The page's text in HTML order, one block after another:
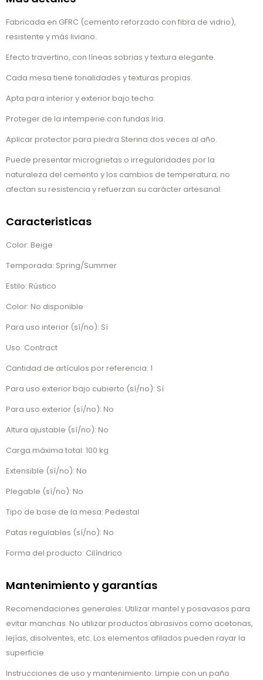
Fabricada en GFRC (cemento reforzado con fibra de vidrio),
resistente y más liviano.
Efecto travertino, con líneas sobrias y textura elegante.
Cada mesa tiene tonalidades y texturas propias.
Apta para interior y exterior bajo techo.
Proteger de la intemperie con fundas Iria.
Aplicar protector para piedra Sterina dos veces al año.
Puede presentar microgrietas o irregularidades por la
naturaleza del cemento y los cambios de temperatura; no
afectan su resistencia y refuerzan su carácter artesanal.
Caracteristicas
Color: Beige
Temporada: Spring/Summer
Estilo: Rústico
Color: No disponible
Para uso interior (sí/no): Sí
Uso: Contract
Cantidad de artículos por referencia: 1
Para uso exterior bajo cubierto (sí/no): Sí
Para uso exterior (sí/no): No
Altura ajustable (sí/no): No
Carga máxima total: 100 kg
Extensible (sí/no): No
Plegable (sí/no): No
Tipo de base de la mesa: Pedestal
Patas regulables (sí/no): No
Forma del producto: Cilíndrico
Mantenimiento y garantías
Recomendaciones generales: Utilizar mantel y posavasos para
evitar manchas. No utilizar productos abrasivos como acetonas,
lejías, disolventes, etc. Los elementos afilados pueden rayar la
superficie.
Instrucciones de uso y mantenimiento: Limpie con un paño